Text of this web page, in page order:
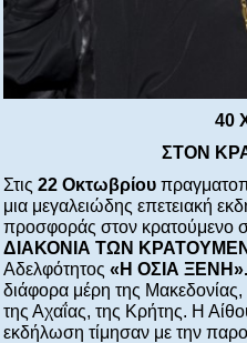
40
ΣΤΟΝ
Στις 22 Οκτωβρίου
μια μεγαλειώδης επετειακή
προσφοράς στον κρατούμενο
ΔΙΑΚΟΝΙΑ ΤΩΝ
Αδελφότητος «Η ΟΣΙΑ
διάφορα μέρη της Μακεδονίας,
της Αχαΐας, της Κρήτης. Η
εκδήλωση τίμησαν με την